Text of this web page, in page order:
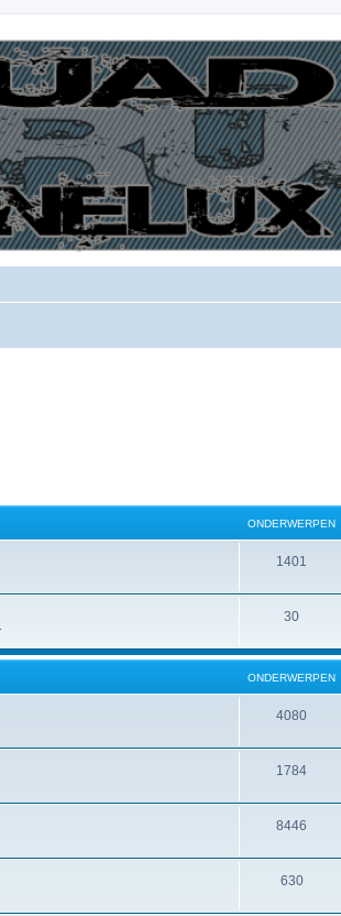
ONDERWERPEN
1401
30
ONDERWERPEN
4080
1784
8446
630